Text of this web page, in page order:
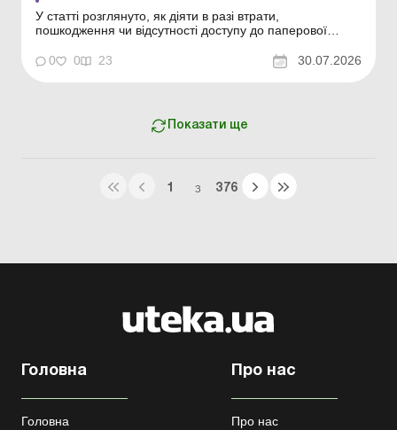
У статті розглянуто, як діяти в разі втрати,
пошкодження чи відсутності доступу до паперової
Бібліотека «Баланс» Спецтема «Первинні та кадрові
документи: оригінали, копії, дублікати» Зараз облік
0 0 23 30.07.2026
Показати ще
1 З 376
Головна
Головна
Про нас
Про нас